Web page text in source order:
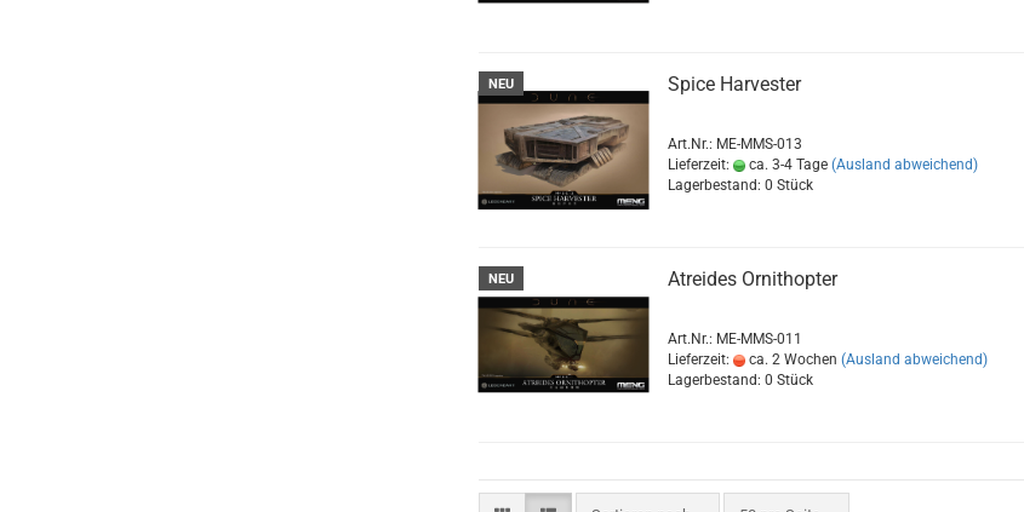
NEU Spice Harvester
Art.Nr.: ME-MMS-013
Lieferzeit:
ca. 3-4 Tage (Ausland abweichend)
Lagerbestand: 0 Stück
NEU Atreides Ornithopter
Art.Nr.: ME-MMS-011
Lieferzeit:
ca. 2 Wochen (Ausland abweichend)
Lagerbestand: 0 Stück